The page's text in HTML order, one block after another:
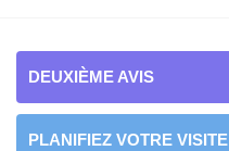
DEUXIÈME AVIS
PLANIFIEZ VOTRE VISITE